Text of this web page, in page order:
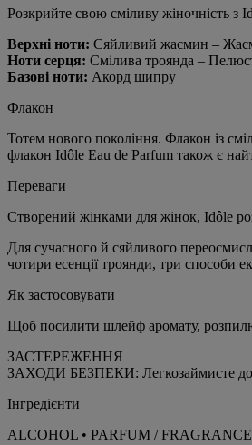
Розкрийте свою сміливу жіночність з
Верхні ноти: Сяйливий жасмин –
Ноти серця: Смілива троянда –
Базові ноти: Акорд шипру
Флакон
Тотем нового покоління. Флакон із
флакон Idôle Eau de Parfum також є
Переваги
Створений жінками для жінок, Idôle
Для сучасного й сяйливого
чотири есенції троянди, три способи
Як застосовувати
Щоб посилити шлейф аромату,
ЗАСТЕРЕЖЕННЯ
ЗАХОДИ БЕЗПЕКИ: Легкозаймисте до
Інгредієнти
ALCOHOL • PARFUM /